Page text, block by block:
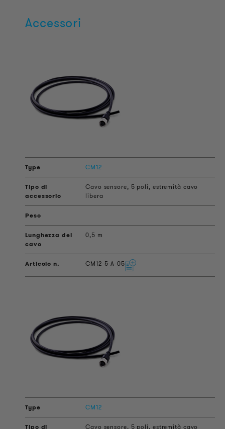
Accessori
CM12
Cavo sensore, 5 poli, estremità cavo
libera
0,5 m
CM12-5-A-05
CM12
Cavo sensore, 5 poli, estremità cavo